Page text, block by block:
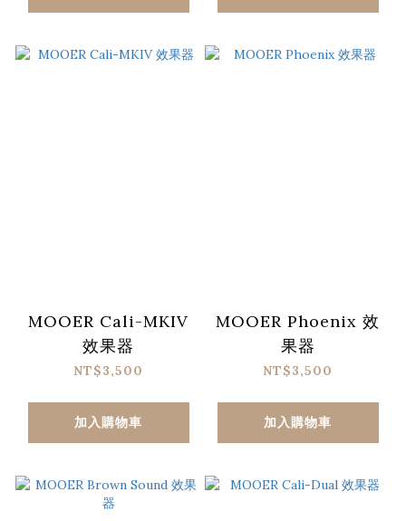
MOOER Cali-MKIV
效果器
NT$3,500
加入購物車
MOOER Phoenix 效
果器
NT$3,500
加入購物車